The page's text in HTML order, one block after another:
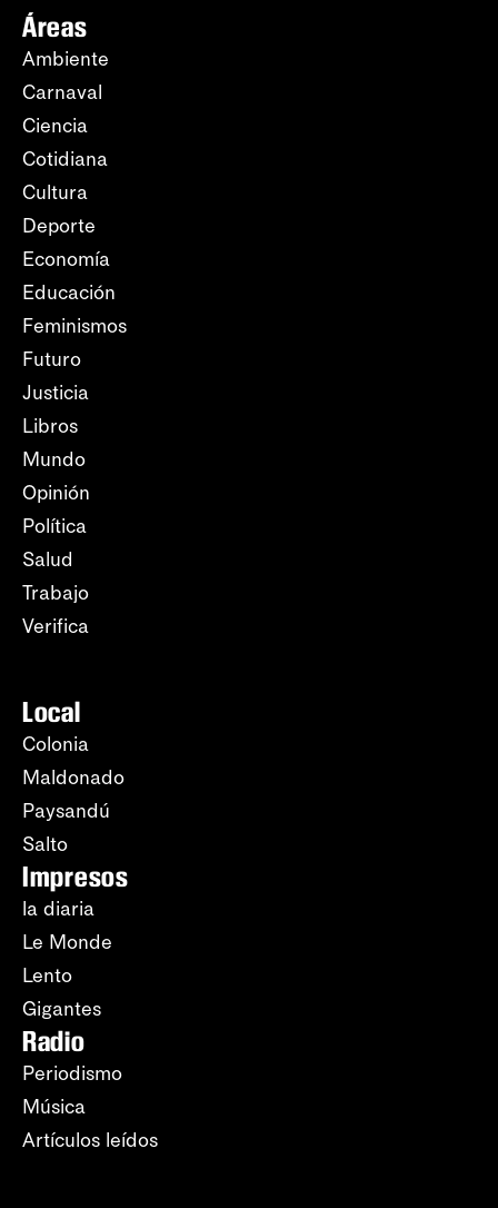
Áreas
Ambiente
Carnaval
Ciencia
Cotidiana
Cultura
Deporte
Economía
Educación
Feminismos
Futuro
Justicia
Libros
Mundo
Opinión
Política
Salud
Trabajo
Verifica
Local
Colonia
Maldonado
Paysandú
Salto
Impresos
la diaria
Le Monde
Lento
Gigantes
Radio
Periodismo
Música
Artículos leídos